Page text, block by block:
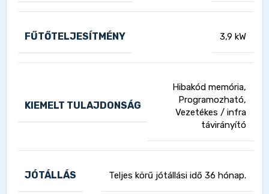
FŰTŐTELJESÍTMÉNY 3,9 kW
KIEMELT TULAJDONSÁG
Hibakód memória,
Programozható,
Vezetékes / infra
távirányító
JÓTÁLLÁS Teljes körű jótállási idő 36 hónap.